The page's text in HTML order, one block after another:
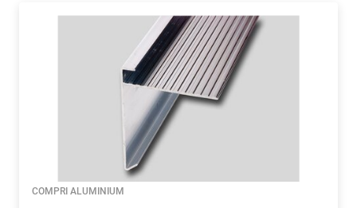
COMPRI ALUMINIUM